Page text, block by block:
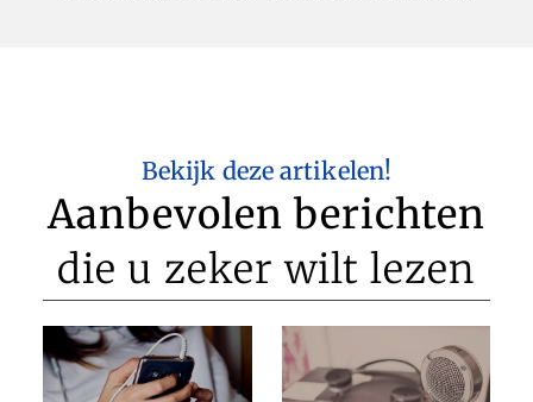
Bekijk deze artikelen!
Aanbevolen berichten
die u zeker wilt lezen